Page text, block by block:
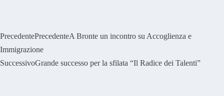
PrecedentePrecedenteA Bronte un incontro su Accoglienza e
Immigrazione
SuccessivoGrande successo per la sfilata “Il Radice dei Talenti”